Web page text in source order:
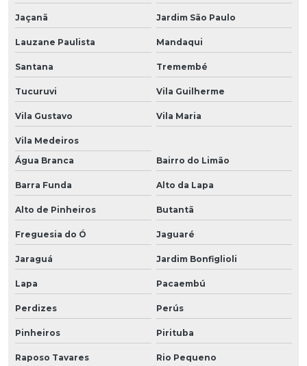
Jaçanã Jardim São Paulo
Lauzane Paulista Mandaqui
Santana Tremembé
Tucuruvi Vila Guilherme
Vila Gustavo Vila Maria
Vila Medeiros
Água Branca
Bairro do Limão
Barra Funda Alto da Lapa
Alto de Pinheiros Butantã
Freguesia do Ó Jaguaré
Jaraguá Jardim Bonfiglioli
Lapa Pacaembú
Perdizes Perús
Pinheiros Pirituba
Raposo Tavares Rio Pequeno